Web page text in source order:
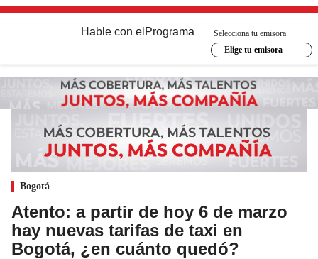
Hable con el Programa
Selecciona tu emisora
Elige tu emisora
Bogotá
Atento: a partir de hoy 6 de marzo
hay nuevas tarifas de taxi en
Bogotá, ¿en cuánto quedó?